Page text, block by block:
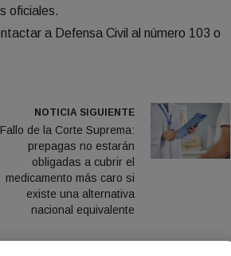
oficiales.
a Defensa Civil al número 103 o
NOTICIA SIGUIENTE
Fallo de la Corte Suprema:
prepagas no estarán
obligadas a cubrir el
medicamento más caro si
existe una alternativa
nacional equivalente